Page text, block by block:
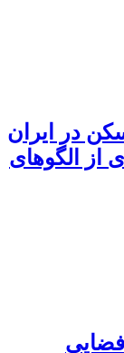
در ایران
از الگوهای